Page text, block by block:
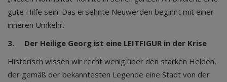
gute Hilfe sein. Das ersehnte Neuwerden beginnt mit einer
inneren Umkehr.
3. Der Heilige Georg ist eine LEITFIGUR in der Krise
Historisch wissen wir recht wenig über den starken Helden,
der gemäß der bekanntesten Legende eine Stadt von der